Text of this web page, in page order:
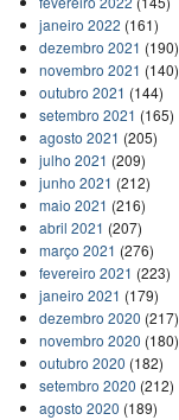
janeiro 2022 (161)
dezembro 2021 (190)
novembro 2021 (140)
outubro 2021 (144)
setembro 2021 (165)
agosto 2021 (205)
julho 2021 (209)
junho 2021 (212)
maio 2021 (216)
abril 2021 (207)
março 2021 (276)
fevereiro 2021 (223)
janeiro 2021 (179)
dezembro 2020 (217)
novembro 2020 (180)
outubro 2020 (182)
setembro 2020 (212)
agosto 2020 (189)